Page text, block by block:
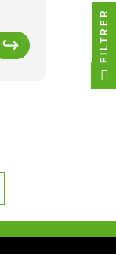
FILTRER